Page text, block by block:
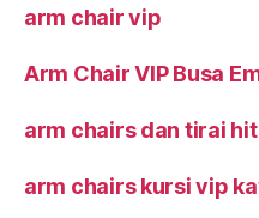
arm chair vip
Arm Chair VIP Busa
arm chairs dan tirai
arm chairs kursi vip